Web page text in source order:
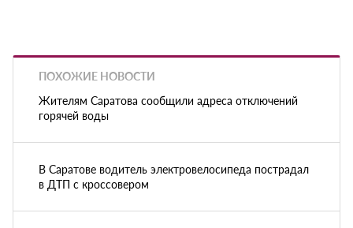
ПОХОЖИЕ НОВОСТИ
Жителям Саратова сообщили адреса отключений
горячей воды
В Саратове водитель электровелосипеда пострадал
в ДТП с кроссовером